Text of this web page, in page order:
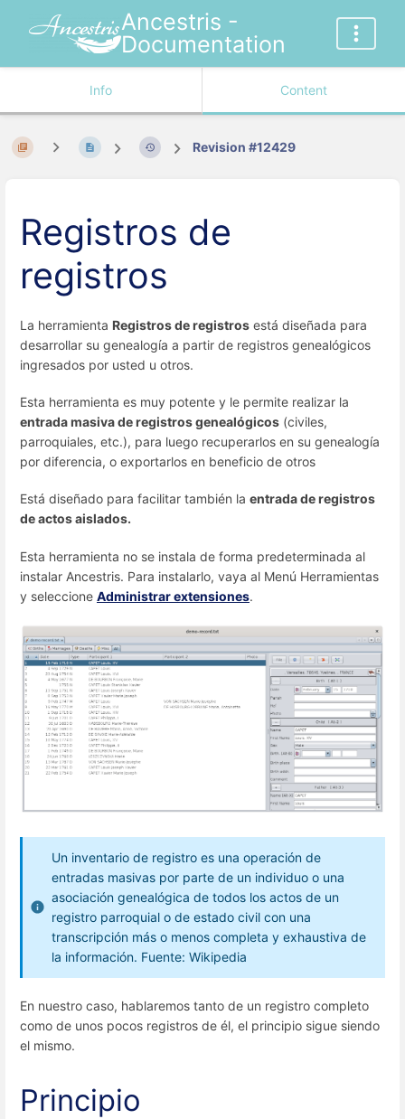
Ancestris -
Documentation
Info Content
Revision #12429
Registros de
registros
La herramienta Registros de registros está diseñada para
desarrollar su genealogía a partir de registros genealógicos
ingresados por usted u otros.
Esta herramienta es muy potente y le permite realizar la
entrada masiva de registros genealógicos (civiles,
parroquiales, etc.), para luego recuperarlos en su genealogía
por diferencia, o exportarlos en beneficio de otros
Está diseñado para facilitar también la entrada de registros
de actos aislados.
Esta herramienta no se instala de forma predeterminada al
instalar Ancestris. Para instalarlo, vaya al Menú Herramientas
y seleccione Administrar extensiones.
Un inventario de registro es una operación de
entradas masivas por parte de un individuo o una
asociación genealógica de todos los actos de un
registro parroquial o de estado civil con una
transcripción más o menos completa y exhaustiva de
la información. Fuente: Wikipedia
En nuestro caso, hablaremos tanto de un registro completo
como de unos pocos registros de él, el principio sigue siendo
el mismo.
Principio